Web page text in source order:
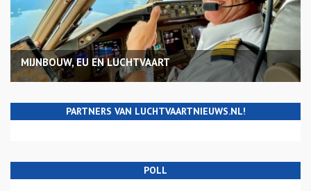
MIJNBOUW, EU EN LUCHTVAART
PARTNERS VAN LUCHTVAARTNIEUWS.NL!
POLL